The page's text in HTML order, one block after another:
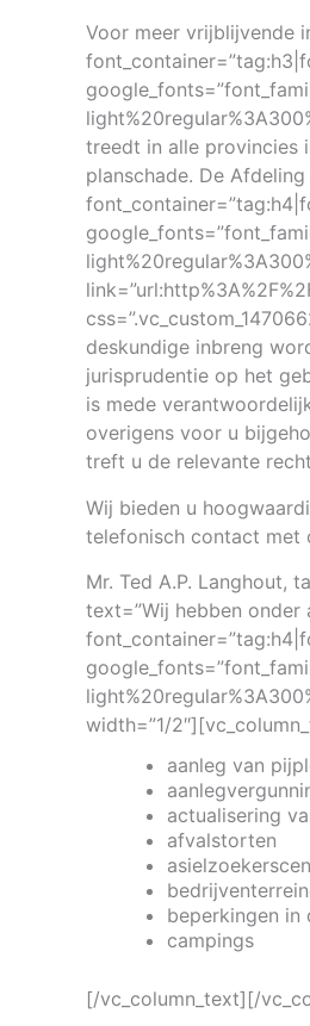
Voor meer vrijblijvende
treedt in alle provincies
planschade. De
deskundige inbreng
jurisprudentie op het
is mede
overigens voor u
treft u de relevante
Wij bieden u
telefonisch contact met
Mr. Ted A.P. Langhout,
text=”Wij hebben
width=”1/
aanleg van
actualisering
afvalstorten
beperkingen in
campings
[/vc_column_text][/